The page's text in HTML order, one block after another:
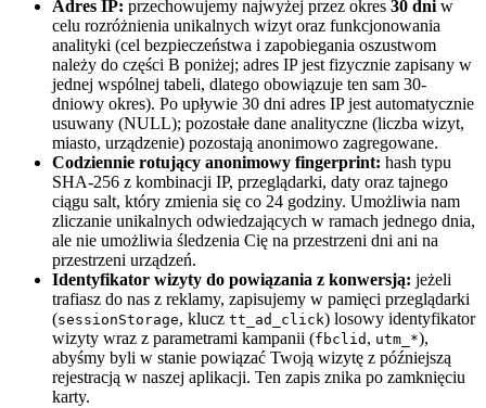
Adres IP: przechowujemy najwyżej przez okres 30 dni w
celu rozróżnienia unikalnych wizyt oraz funkcjonowania
analityki (cel bezpieczeństwa i zapobiegania oszustwom
należy do części B poniżej; adres IP jest fizycznie zapisany w
jednej wspólnej tabeli, dlatego obowiązuje ten sam 30-
dniowy okres). Po upływie 30 dni adres IP jest automatycznie
usuwany (NULL); pozostałe dane analityczne (liczba wizyt,
miasto, urządzenie) pozostają anonimowo zagregowane.
Codziennie rotujący anonimowy fingerprint: hash typu
SHA-256 z kombinacji IP, przeglądarki, daty oraz tajnego
ciągu salt, który zmienia się co 24 godziny. Umożliwia nam
zliczanie unikalnych odwiedzających w ramach jednego dnia,
ale nie umożliwia śledzenia Cię na przestrzeni dni ani na
przestrzeni urządzeń.
Identyfikator wizyty do powiązania z konwersją: jeżeli
trafiasz do nas z reklamy, zapisujemy w pamięci przeglądarki
(sessionStorage, klucz tt_ad_click) losowy identyfikator
wizyty wraz z parametrami kampanii (fbclid , utm_*),
abyśmy byli w stanie powiązać Twoją wizytę z późniejszą
rejestracją w naszej aplikacji. Ten zapis znika po zamknięciu
karty.